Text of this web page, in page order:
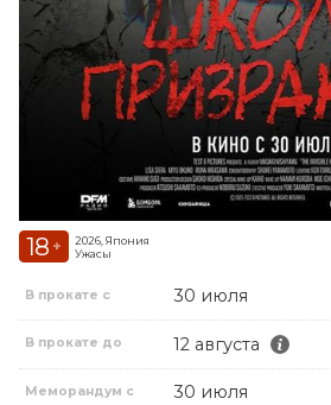
18 +
2026, Япония
Ужасы
В прокате с 30 июля
В прокате до 12 августа
Меморандум с 30 июля